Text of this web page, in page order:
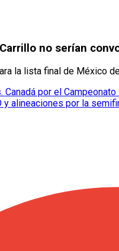
no serían
la lista final de México
por el Campeonato
y alineaciones por la